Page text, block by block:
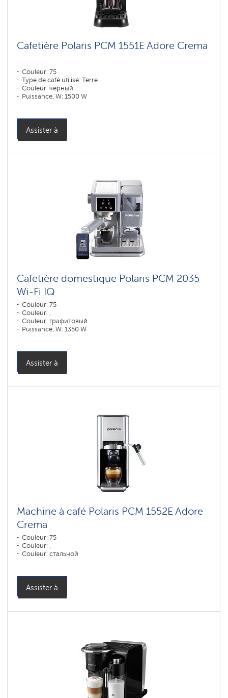
Cafetière Polaris PCM 1551E Adore Crema
Couleur: 75
Type de café utilisé: Terre
Couleur: черный
Puissance, W: 1500 W
Assister à
Cafetière domestique Polaris PCM 2035
Wi-Fi IQ
Couleur: 75
Couleur: ,
Couleur: графитовый
Puissance, W: 1350 W
Assister à
Machine à café Polaris PCM 1552E Adore
Crema
Couleur: 75
Couleur: ,
Couleur: стальной
Assister à